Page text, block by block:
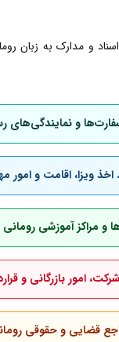
و مدارک به زبان
و نمایندگی‌های
اخذ ویزا، اقامت و امور
و مراکز آموزشی
امور بازرگانی و
قضایی و حقوقی